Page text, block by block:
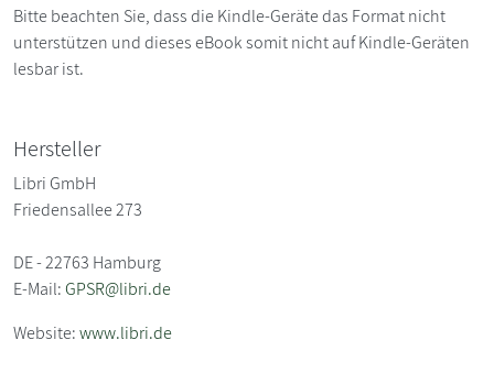
Bitte beachten Sie, dass die Kindle-Geräte das Format nicht
unterstützen und dieses eBook somit nicht auf Kindle-Geräten
lesbar ist.
Hersteller
Libri GmbH
Friedensallee 273
DE - 22763 Hamburg
E-Mail:GPSR@libri.de
Website:www.libri.de